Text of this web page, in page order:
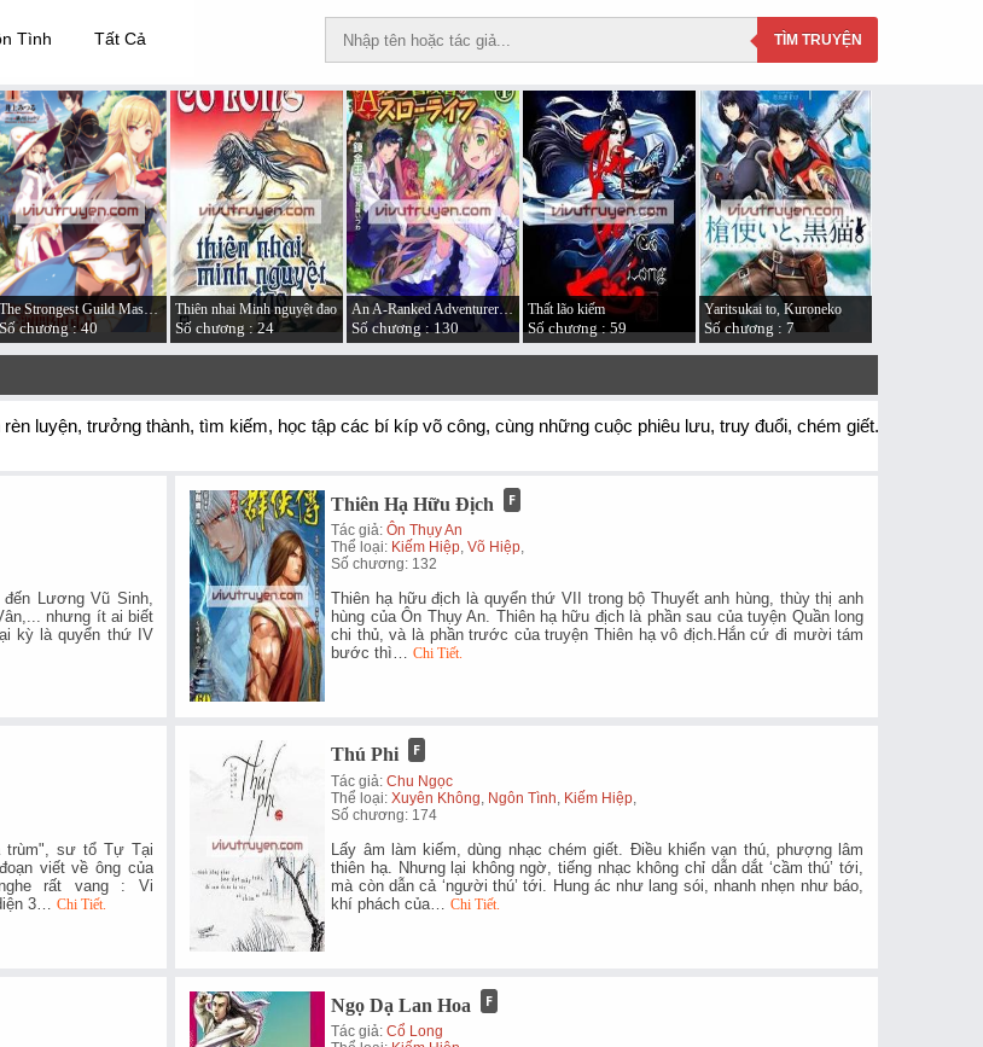
TÌM TRUYỆN
Tình Tất Cả
The Strongest Guild Master Founded a Nation in a Week
Số chương : 40
Thiên nhai Minh nguyệt đao
Số chương : 24
An A-Ranked Adventurer’s “Slow-living”
Số chương : 130
Thất lão kiếm
Số chương : 59
Yaritsukai to, Kuroneko
Số chương : 7
luyện, trưởng thành, tìm kiếm, học tập các bí kíp võ công, cùng những cuộc phiêu lưu, truy đuổi, chém giết...
Lương Vũ Sinh,
nhưng ít ai biết
kỳ là quyển thứ IV
Thiên Hạ Hữu Địch
Tác giả:Ôn Thụy An
Thể loại: Kiếm Hiệp,Võ Hiệp,
Số chương: 132
Thiên hạ hữu địch là quyển thứ VII trong bộ Thuyết anh hùng, thùy thị anh
hùng của Ôn Thụy An. Thiên hạ hữu địch là phần sau của tuyện Quần long
chi thủ, và là phần trước của truyện Thiên hạ vô địch.Hắn cứ đi mười tám
bước thì…Chi Tiết.
trùm", sư tổ Tự Tại
viết về ông của
rất vang : Vi
3… Chi Tiết.
Thú Phi
Tác giả:Chu Ngọc
Thể loại:Xuyên Không Ngôn Tình Kiếm Hiệp
Số chương: 174
Lấy âm làm kiếm, dùng nhạc chém giết. Điều khiển vạn thú, phượng lâm
thiên hạ. Nhưng lại không ngờ, tiếng nhạc không chỉ dẫn dắt ‘cầm thú’ tới,
mà còn dẫn cả ‘người thú’ tới. Hung ác như lang sói, nhanh nhẹn như báo,
khí phách của…Chi Tiết.
Ngọ Dạ Lan Hoa
Tác giả:Cổ Long